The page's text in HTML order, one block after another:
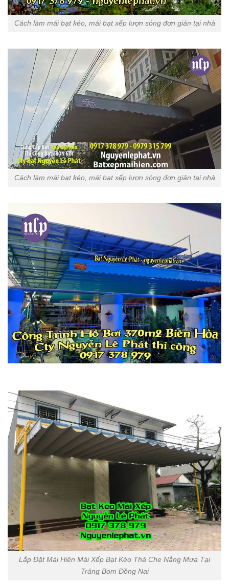
Cách làm mái bạt kéo, mái bạt xếp lượn sóng đơn giản tại nhà
Cách làm mái bạt kéo, mái bạt xếp lượn sóng đơn giản tại nhà
Lắp Đặt Mái Hiên Mái Xếp Bạt Kéo Thả Che Nắng Mưa Tại
Trảng Bom Đồng Nai